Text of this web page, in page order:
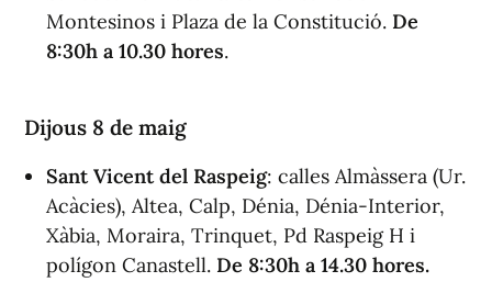
Montesinos i Plaza de la Constitució. De
8:30h a 10.30 hores.
Dijous 8 de maig
Sant Vicent del Raspeig: calles Almàssera (Ur.
Acàcies), Altea, Calp, Dénia, Dénia-Interior,
Xàbia, Moraira, Trinquet, Pd Raspeig H i
polígon Canastell. De 8:30h a 14.30 hores.